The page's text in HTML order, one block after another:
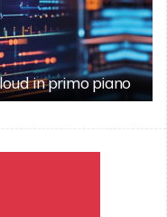
in primo piano